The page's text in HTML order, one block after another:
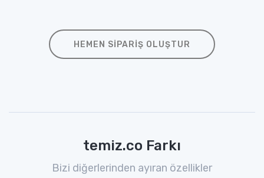
HEMEN SIPARIŞ OLUŞTUR
temiz.co Farkı
Bizi diğerlerinden ayıran özellikler